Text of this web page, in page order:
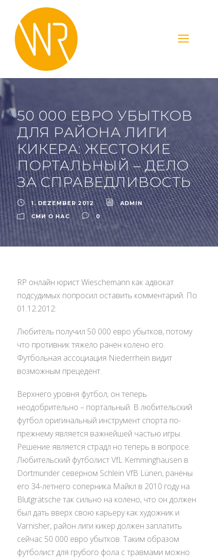
50 000 ЕВРО УБЫТКОВ
ДЛЯ РАЙОНА ЛИГИ
КИКЕРА: ЖЕСТОКИЕ
ПОРТАЛЬНЫЙ – ДЕЛО
ЗА СПРАВЕДЛИВОСТЬ
1. DEZEMBER 2012
ADMIN
СМИ О НАС
0
RP онлайн юрист Wieschemann как адвокат
подсудимых попросил оставить комментарий. По
01.12.2012:
Любитель получил 50 000 евро убытков, потому
что противник тяжело ранен колено его.
Футбольная ассоциация Niederrhein видит
возможным прецедент.
Верхнего уровня футбол, он теперь
неодобрительно – портальный. В любительский
футбол оригинальный инструмент спорта по-
прежнему является важнейшей частью игры.
Решение является страдл но теперь в вопросе.
Любительский футболист VfL Kemminghausen в
Dortmunder северном Schlein VfB Lünen, ранены
его 34-летнего соперника Майкл в 2010 году на
Blutgrätsche так сильно на колено, что он должен
был дать вверх свою карьеру как художник и
Varnisher, район лиги кикер должен заплатить
сейчас 50 000 евро убытков. Таким образом
футболист для грубого фола с травмами можно